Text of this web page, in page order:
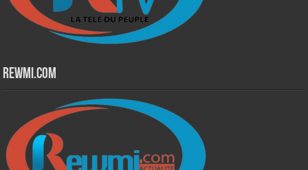
Rewmi.Com